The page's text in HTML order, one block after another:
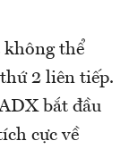
không thể
2 liên tiếp.
bắt đầu
cực về